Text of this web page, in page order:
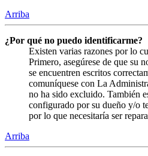
Arriba
¿Por qué no puedo identificarme?
Existen varias razones por lo
Primero, asegúrese de que su
se encuentren escritos
comuníquese con La
no ha sido excluido. También
configurado por su dueño y/o
por lo que necesitaría ser
Arriba